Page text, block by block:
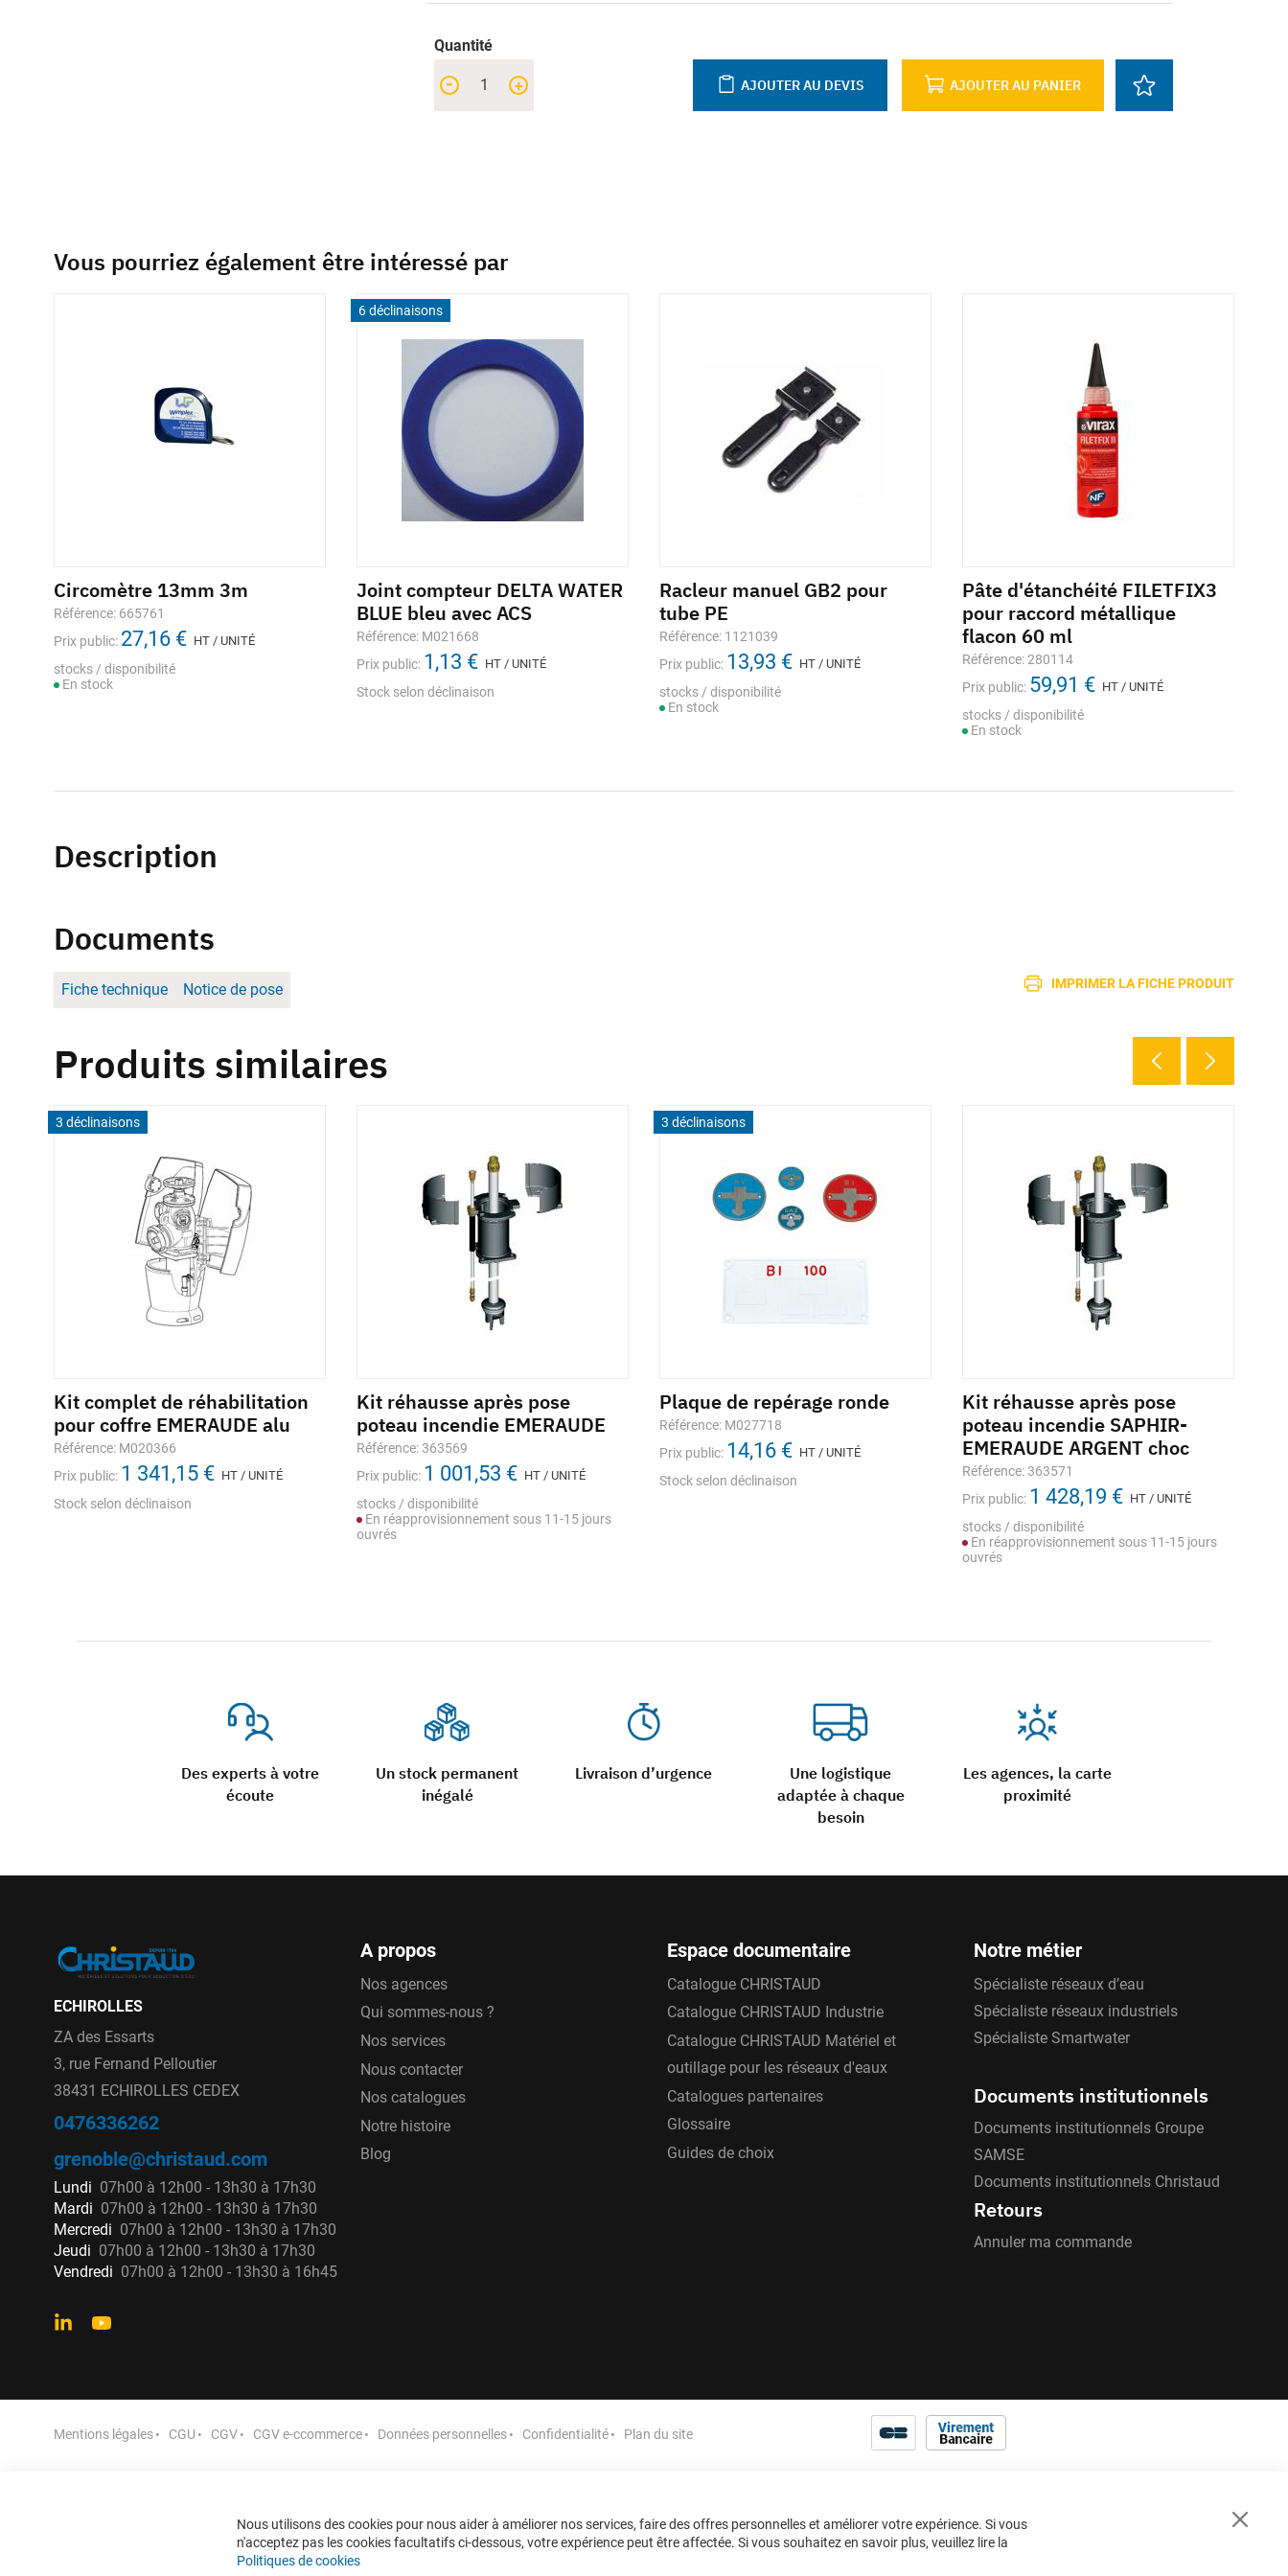
Quantité
+
- AJOUTER AU PANIER
AJOUTER AU DEVIS
Vous pourriez également être intéressé par
Circomètre 13mm 3m
Référence: 665761
Prix public: 27,16 € HT / UNITÉ
stocks / disponibilité
En stock
6 déclinaisons
Joint compteur DELTA WATER
BLUE bleu avec ACS
Référence: M021668
Prix public: 1,13 € HT / UNITÉ
Stock selon déclinaison
Racleur manuel GB2 pour
tube PE
Référence: 1121039
Prix public: 13,93 € HT / UNITÉ
stocks / disponibilité
En stock
Pâte d'étanchéité FILETFIX3
pour raccord métallique
flacon 60 ml
Référence: 280114
Prix public: 59,91 € HT / UNITÉ
stocks / disponibilité
En stock
Description
Documents
Fiche technique Notice de pose IMPRIMER LA FICHE PRODUIT
Des experts à votre
écoute
Un stock permanent
inégalé
Livraison d’urgence
Une logistique
adaptée à chaque
besoin
Les agences, la carte
proximité
Produits similaires
3 déclinaisons
Kit complet de réhabilitation
pour coffre EMERAUDE alu
Référence: M020366
Prix public: 1 341,15 € HT / UNITÉ
Stock selon déclinaison
Kit réhausse après pose
poteau incendie EMERAUDE
Référence: 363569
Prix public: 1 001,53 € HT / UNITÉ
stocks / disponibilité
En réapprovisionnement sous 11-15 jours
ouvrés
3 déclinaisons
Plaque de repérage ronde
Référence: M027718
Prix public: 14,16 € HT / UNITÉ
Stock selon déclinaison
Kit réhausse après pose
poteau incendie SAPHIR-
EMERAUDE ARGENT choc
Référence: 363571
Prix public: 1 428,19 € HT / UNITÉ
stocks / disponibilité
En réapprovisionnement sous 11-15 jours
ouvrés
ECHIROLLES
ZA des Essarts
3, rue Fernand Pelloutier
38431 ECHIROLLES CEDEX
0476336262
grenoble@christaud.com
Lundi 07h00 à 12h00 - 13h30 à 17h30
Mardi 07h00 à 12h00 - 13h30 à 17h30
Mercredi 07h00 à 12h00 - 13h30 à 17h30
Jeudi 07h00 à 12h00 - 13h30 à 17h30
Vendredi 07h00 à 12h00 - 13h30 à 16h45
A propos
Nos agences
Qui sommes-nous ?
Nos services
Nous contacter
Nos catalogues
Notre histoire
Blog
Espace documentaire
Catalogue CHRISTAUD
Catalogue CHRISTAUD Industrie
Catalogue CHRISTAUD Matériel et
outillage pour les réseaux d'eaux
Catalogues partenaires
Glossaire
Guides de choix
Notre métier
Spécialiste réseaux d’eau
Spécialiste réseaux industriels
Spécialiste Smartwater
Documents institutionnels
Documents institutionnels Groupe
SAMSE
Documents institutionnels Christaud
Retours
Annuler ma commande
Mentions légales CGU CGV CGV e-ccommerce Données personnelles Confidentialité Plan du site
Close
Nous utilisons des cookies pour nous aider à améliorer nos services, faire des offres personnelles et améliorer votre expérience. Si vous
n'acceptez pas les cookies facultatifs ci-dessous, votre expérience peut être affectée. Si vous souhaitez en savoir plus, veuillez lire la
Politiques de cookies